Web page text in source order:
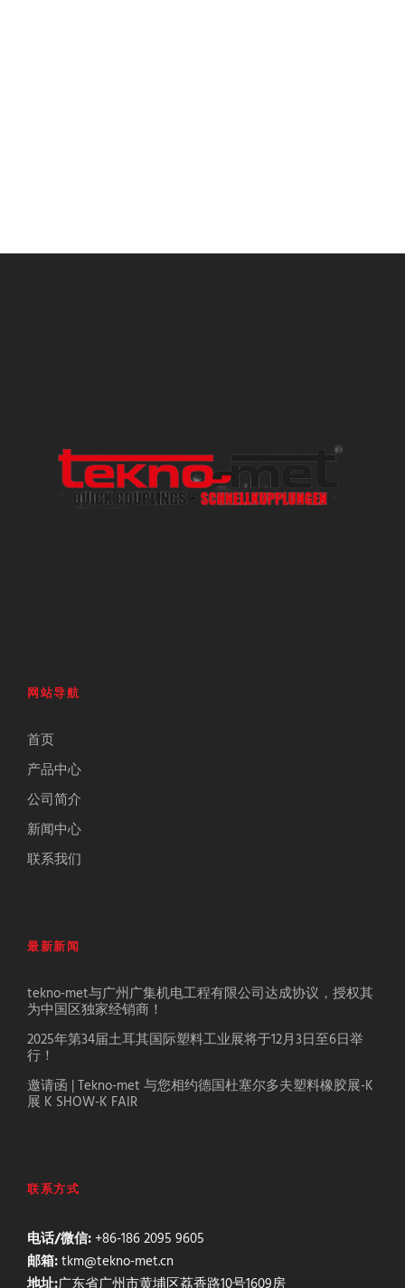
网站导航
首页
产品中心
公司简介
新闻中心
联系我们
最新新闻
tekno-met与广州广集机电工程有限公司达成协议，授权其
为中国区独家经销商！
2025年第34届土耳其国际塑料工业展将于12月3日至6日举
行！
邀请函 | Tekno-met 与您相约德国杜塞尔多夫塑料橡胶展-K
展 K SHOW-K FAIR
联系方式
电话/微信:+86-186 2095 9605
邮箱:tkm@tekno-met.cn